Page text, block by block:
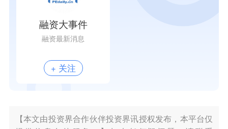
融资大事件
融资最新消息
+ 关注
【本文由投资界合作伙伴投资界讯授权发布，本平台仅